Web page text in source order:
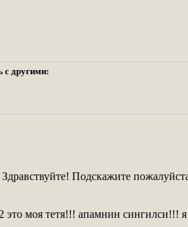
с другими:
Здравствуйте! Подскажите
это моя тетя!!! апамнин сингилси!!!